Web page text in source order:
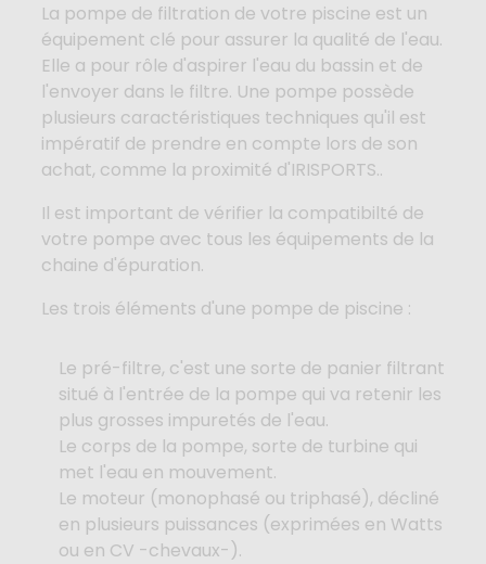
La pompe de filtration de votre piscine est un
équipement clé pour assurer la qualité de l'eau.
Elle a pour rôle d'aspirer l'eau du bassin et de
l'envoyer dans le filtre. Une pompe possède
plusieurs caractéristiques techniques qu'il est
impératif de prendre en compte lors de son
achat, comme la proximité d'IRISPORTS..
Il est important de vérifier la compatibilté de
votre pompe avec tous les équipements de la
chaine d'épuration.
Les trois éléments d'une pompe de piscine :
Le pré-filtre, c'est une sorte de panier filtrant
situé à l'entrée de la pompe qui va retenir les
plus grosses impuretés de l'eau.
Le corps de la pompe, sorte de turbine qui
met l'eau en mouvement.
Le moteur (monophasé ou triphasé), décliné
en plusieurs puissances (exprimées en Watts
ou en CV -chevaux-).